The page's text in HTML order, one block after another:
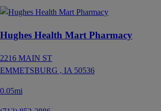
Hughes Health Mart Pharmacy
2216 MAIN ST
EMMETSBURG , IA 50536
0.05mi